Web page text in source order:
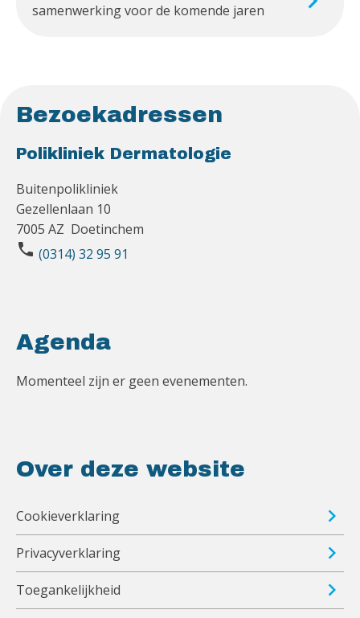
samenwerking voor de komende jaren
Bezoekadressen
Polikliniek Dermatologie
Buitenpolikliniek
Gezellenlaan 10
7005 AZ Doetinchem
phone (0314) 32 95 91
Agenda
Momenteel zijn er geen evenementen.
Over deze website
Cookieverklaring
Privacyverklaring
Toegankelijkheid